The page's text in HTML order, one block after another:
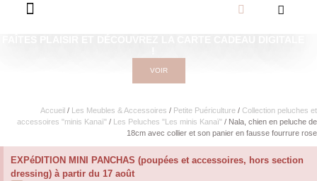
VOIR
Accueil / Les Meubles & Accessoires / Petite Puériculture / Collection peluches et
accessoires "minis Kanaï" / Les Peluches "Les minis Kanaï" / Nala, chien en peluche de
18cm avec collier et son panier en fausse fourrure rose
EXPéDITION MINI PANCHAS (poupées et accessoires, hors section
dressing) à partir du 17 août